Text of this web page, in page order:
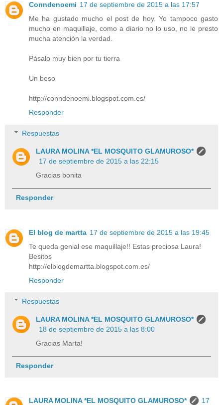
Conndenoemi 17 de septiembre de 2015 a las 17:57
Me ha gustado mucho el post de hoy. Yo tampoco gasto
mucho en maquillaje, como a diario no lo uso, no le presto
mucha atención la verdad.
Pásalo muy bien por tu tierra
Un beso
http://conndenoemi.blogspot.com.es/
Responder
Respuestas
LAURA MOLINA *EL MOSQUITO GLAMUROSO*
17 de septiembre de 2015 a las 22:15
Gracias bonita
Responder
El blog de martta 17 de septiembre de 2015 a las 19:45
Te queda genial ese maquillaje!! Estas preciosa Laura!
Besitos
http://elblogdemartta.blogspot.com.es/
Responder
Respuestas
LAURA MOLINA *EL MOSQUITO GLAMUROSO*
18 de septiembre de 2015 a las 8:00
Gracias Marta!
Responder
LAURA MOLINA *EL MOSQUITO GLAMUROSO*
17